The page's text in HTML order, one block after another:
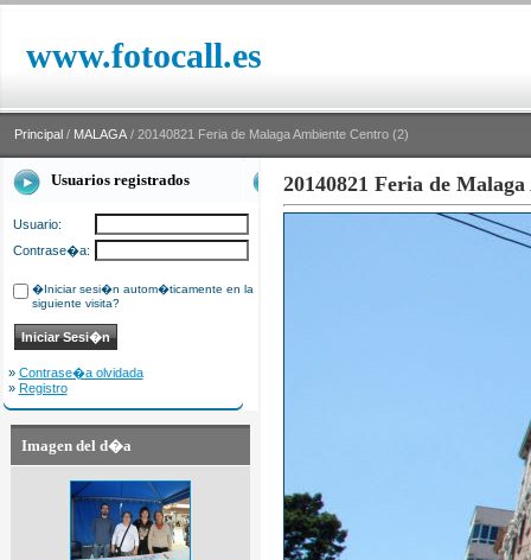
www.fotocall.es
Principal / MALAGA / 20140821 Feria de Malaga Ambiente Centro (2)
Usuarios registrados
Usuario:
Contrase�a:
�Iniciar sesi�n autom�ticamente en la
siguiente visita?
» Contrase�a olvidada
» Registro
Imagen del d�a
20140821 Feria de